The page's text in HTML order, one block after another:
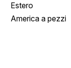
Estero
America a pezzi